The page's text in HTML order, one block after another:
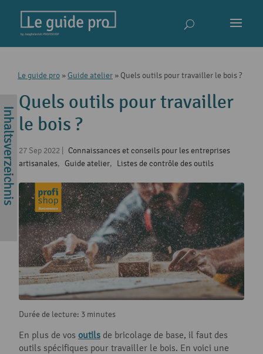
Le guide pro » Guide atelier » Quels outils pour travailler le bois ?
Quels outils pour travailler
le bois ?
27 Sep 2022
Connaissances et conseils pour les entreprises
artisanales, Guide atelier, Listes de contrôle des outils
Durée de lecture: 3 minutes
En plus de vos outils de bricolage de base, il faut des
outils spécifiques pour travailler le bois. En voici une